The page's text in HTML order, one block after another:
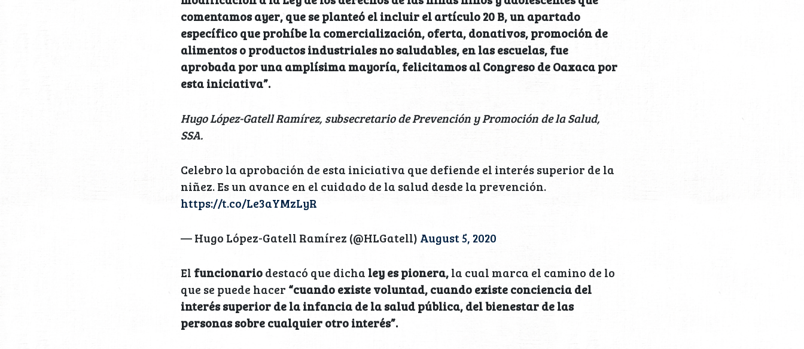
comentamos ayer, que se planteó el incluir el artículo 20 B, un apartado
específico que prohíbe la comercialización, oferta, donativos, promoción de
alimentos o productos industriales no saludables, en las escuelas, fue
aprobada por una amplísima mayoría, felicitamos al Congreso de Oaxaca por
esta iniciativa”.
Hugo López-Gatell Ramírez, subsecretario de Prevención y Promoción de la Salud,
SSA.
Celebro la aprobación de esta iniciativa que defiende el interés superior de la
niñez. Es un avance en el cuidado de la salud desde la prevención.
https://t.co/Le3aYMzLyR
— Hugo López-Gatell Ramírez (@HLGatell) August 5, 2020
El funcionariodestacó que dicha ley es pionera,la cual marca el camino de lo
que se puede hacer “cuando existe voluntad, cuando existe conciencia del
interés superior de la infancia de la salud pública, del bienestar de las
personas sobre cualquier otro interés”.